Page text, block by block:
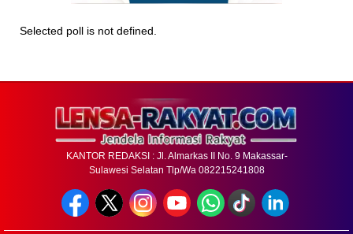
Selected poll is not defined.
KANTOR REDAKSI : Jl. Almarkas II No. 9 Makassar-
Sulawesi Selatan Tlp/Wa 082215241808